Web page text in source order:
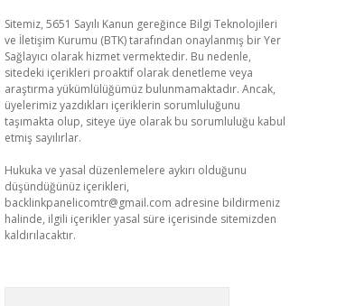
Sitemiz, 5651 Sayılı Kanun gereğince Bilgi Teknolojileri
ve İletişim Kurumu (BTK) tarafından onaylanmış bir Yer
Sağlayıcı olarak hizmet vermektedir. Bu nedenle,
sitedeki içerikleri proaktif olarak denetleme veya
araştırma yükümlülüğümüz bulunmamaktadır. Ancak,
üyelerimiz yazdıkları içeriklerin sorumluluğunu
taşımakta olup, siteye üye olarak bu sorumluluğu kabul
etmiş sayılırlar.
Hukuka ve yasal düzenlemelere aykırı olduğunu
düşündüğünüz içerikleri,
backlinkpanelicomtr@gmail.com adresine bildirmeniz
halinde, ilgili içerikler yasal süre içerisinde sitemizden
kaldırılacaktır.